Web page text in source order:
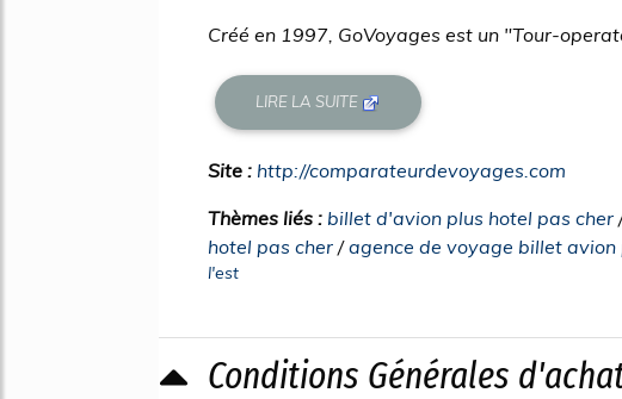
Créé en 1997, GoVoyages est un "Tour-
LIRE LA SUITE
Site : http://comparateurdevoyages.com
Thèmes liés : billet d'avion plus hotel pas cher
hotel pas cher /agence de voyage billet avion
l'est
Conditions Générales